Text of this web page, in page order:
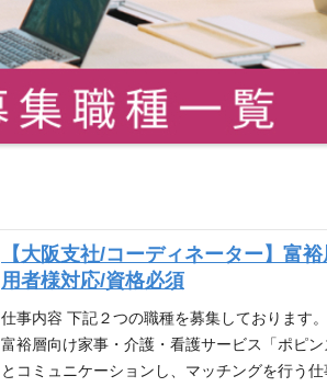
【大阪支社/コーディネーター】富
用者様対応/資格必須
仕事内容 下記２つの職種を募集しております
富裕層向け家事・介護・看護サービス「ポピ
とコミュニケーションし、マッチングを行う